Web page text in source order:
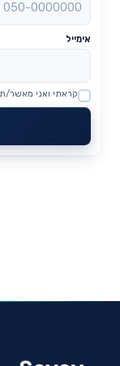
אימייל
Website
קראתי ואני מאשר/ת